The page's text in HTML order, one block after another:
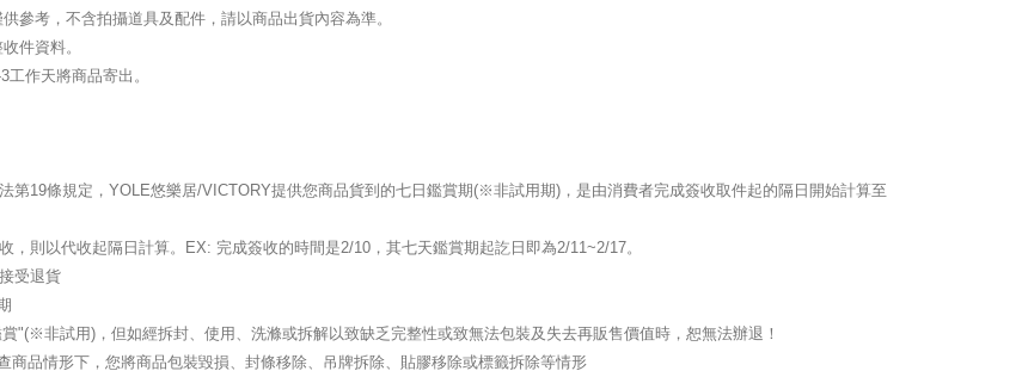
參考，不含拍攝道具及配件，請以商品出貨內容為準。
件資料。
工作天將商品寄出。
第19條規定，YOLE悠樂居/VICTORY提供您商品貨到的七日鑑賞期(※非試用期)，是由消費者完成簽收取件起的隔日開始計算至
，則以代收起隔日計算。EX: 完成簽收的時間是2/10，其七天鑑賞期起訖日即為2/11~2/17。
受退貨
"(※非試用)，但如經拆封、使用、洗滌或拆解以致缺乏完整性或致無法包裝及失去再販售價值時，恕無法辦退！
商品情形下，您將商品包裝毀損、封條移除、吊牌拆除、貼膠移除或標籤拆除等情形